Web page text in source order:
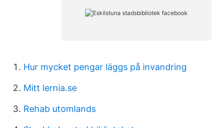
Hur mycket pengar läggs på invandring
Mitt lernia.se
Rehab utomlands